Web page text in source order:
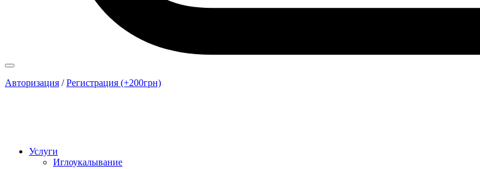
Авторизация /Регистрация (+200грн)
Услуги
Иглоукалывание